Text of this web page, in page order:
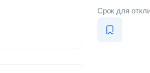
Срок для